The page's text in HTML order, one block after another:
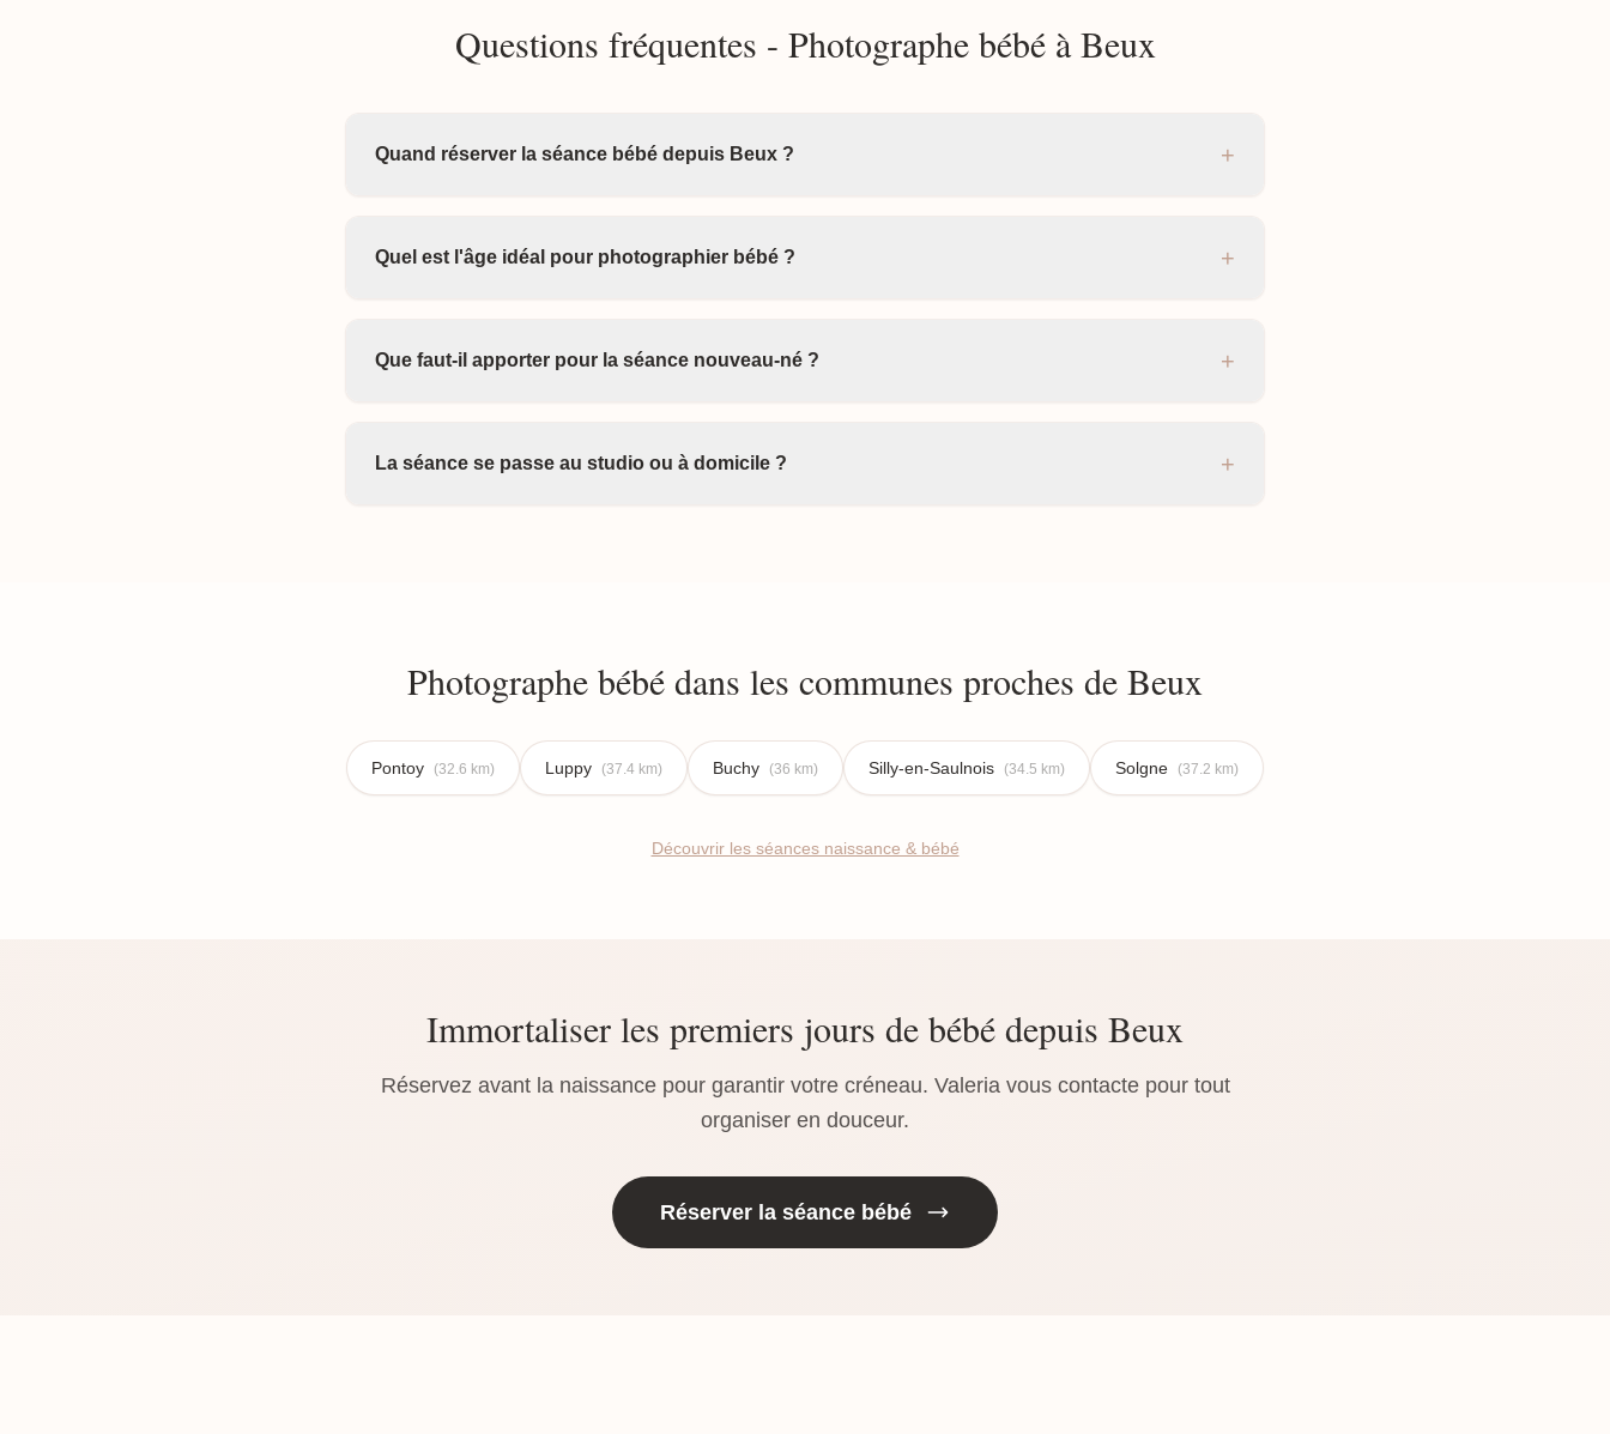
Questions fréquentes - Photographe bébé à Beux
Quand réserver la séance bébé depuis Beux ? +
Quel est l'âge idéal pour photographier bébé ? +
Que faut-il apporter pour la séance nouveau-né ? +
La séance se passe au studio ou à domicile ? +
Photographe bébé dans les communes proches de Beux
Pontoy (32.6 km) Luppy (37.4 km) Buchy (36 km) Silly-en-Saulnois (34.5 km) Solgne (37.2 km)
Découvrir les séances naissance & bébé
Immortaliser les premiers jours de bébé depuis Beux
Réservez avant la naissance pour garantir votre créneau. Valeria vous contacte pour tout
organiser en douceur.
Réserver la séance bébé